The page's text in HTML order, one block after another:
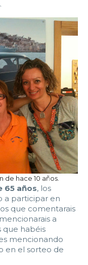
de hace 10 años.
65 años, los
a participar en
que comentarais
a
que habéis
mencionando
en el sorteo de
13:30
15:30
17:30
19:30
21:30
23:30